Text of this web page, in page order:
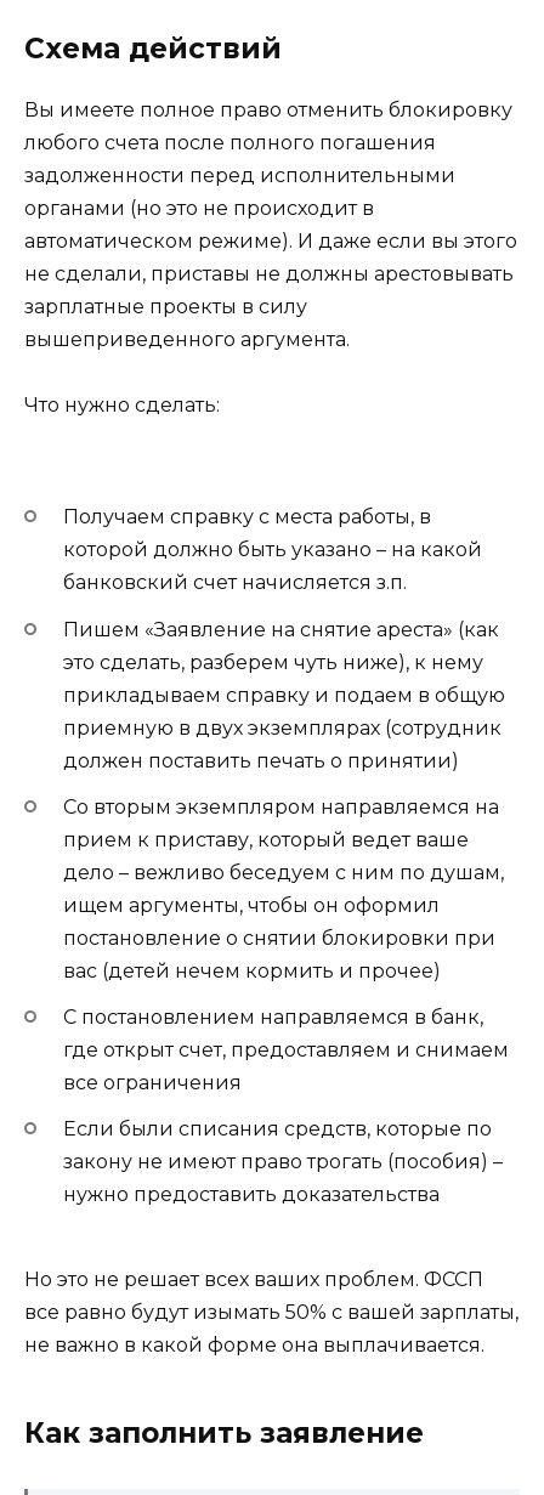
Схема действий
Вы имеете полное право отменить блокировку
любого счета после полного погашения
задолженности перед исполнительными
органами (но это не происходит в
автоматическом режиме). И даже если вы этого
не сделали, приставы не должны арестовывать
зарплатные проекты в силу
вышеприведенного аргумента.
Что нужно сделать:
Получаем справку с места работы, в
которой должно быть указано – на какой
банковский счет начисляется з.п.
Пишем «Заявление на снятие ареста» (как
это сделать, разберем чуть ниже), к нему
прикладываем справку и подаем в общую
приемную в двух экземплярах (сотрудник
должен поставить печать о принятии)
Со вторым экземпляром направляемся на
прием к приставу, который ведет ваше
дело – вежливо беседуем с ним по душам,
ищем аргументы, чтобы он оформил
постановление о снятии блокировки при
вас (детей нечем кормить и прочее)
С постановлением направляемся в банк,
где открыт счет, предоставляем и снимаем
все ограничения
Если были списания средств, которые по
закону не имеют право трогать (пособия) –
нужно предоставить доказательства
Но это не решает всех ваших проблем. ФССП
все равно будут изымать 50% с вашей зарплаты,
не важно в какой форме она выплачивается.
Как заполнить заявление